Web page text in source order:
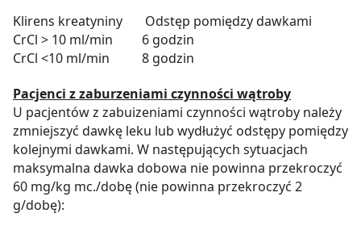
Klirens kreatyniny Odstęp pomiędzy dawkami
CrCl > 10 ml/min 6 godzin
CrCl <10 ml/min 8 godzin
Pacjenci z zaburzeniami czynności wątroby
U pacjentów z zabuizeniami czynności wątroby należy
zmniejszyć dawkę leku lub wydłużyć odstępy pomiędzy
kolejnymi dawkami. W następujących sytuacjach
maksymalna dawka dobowa nie powinna przekroczyć
60 mg/kg mc./dobę (nie powinna przekroczyć 2
g/dobę):